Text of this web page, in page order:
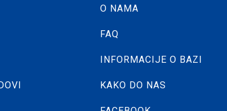
O NAMA
FAQ
INFORMACIJE O BAZI
KAKO DO NAS